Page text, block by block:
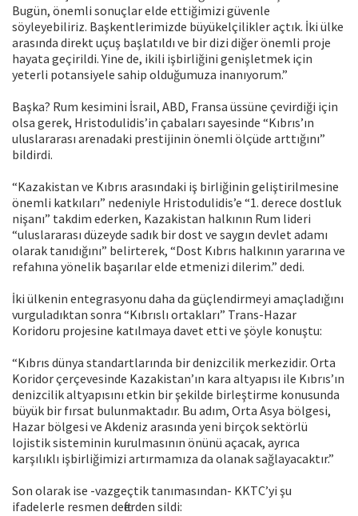
Bugün, önemli sonuçlar elde ettiğimizi güvenle
söyleyebiliriz. Başkentlerimizde büyükelçilikler açtık. İki ülke
arasında direkt uçuş başlatıldı ve bir dizi diğer önemli proje
hayata geçirildi. Yine de, ikili işbirliğini genişletmek için
yeterli potansiyele sahip olduğumuza inanıyorum.”
Başka? Rum kesimini İsrail, ABD, Fransa üssüne çevirdiği için
olsa gerek, Hristodulidis’in çabaları sayesinde “Kıbrıs’ın
uluslararası arenadaki prestijinin önemli ölçüde arttığını”
bildirdi.
“Kazakistan ve Kıbrıs arasındaki iş birliğinin geliştirilmesine
önemli katkıları” nedeniyle Hristodulidis’e “1. derece dostluk
nişanı” takdim ederken, Kazakistan halkının Rum lideri
“uluslararası düzeyde sadık bir dost ve saygın devlet adamı
olarak tanıdığını” belirterek, “Dost Kıbrıs halkının yararına ve
refahına yönelik başarılar elde etmenizi dilerim.” dedi.
İki ülkenin entegrasyonu daha da güçlendirmeyi amaçladığını
vurguladıktan sonra “Kıbrıslı ortakları” Trans-Hazar
Koridoru projesine katılmaya davet etti ve şöyle konuştu:
“Kıbrıs dünya standartlarında bir denizcilik merkezidir. Orta
Koridor çerçevesinde Kazakistan’ın kara altyapısı ile Kıbrıs’ın
denizcilik altyapısını etkin bir şekilde birleştirme konusunda
büyük bir fırsat bulunmaktadır. Bu adım, Orta Asya bölgesi,
Hazar bölgesi ve Akdeniz arasında yeni birçok sektörlü
lojistik sisteminin kurulmasının önünü açacak, ayrıca
karşılıklı işbirliğimizi artırmamıza da olanak sağlayacaktır.”
Son olarak ise -vazgeçtik tanımasından- KKTC’yi şu
ifadelerle resmen defterden sildi: